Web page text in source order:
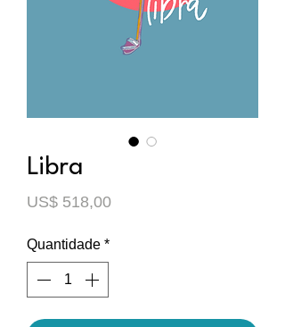
Libra
US$ 518,00Preço
Quantidade *